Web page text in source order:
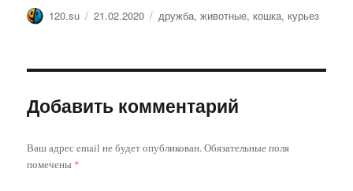
Автор
120.su Опубликовано
21.02.2020 Метки
дружба,животные, кошка, курьез
Добавить комментарий
Ваш адрес email не будет опубликован.Обязательные поля
помечены *